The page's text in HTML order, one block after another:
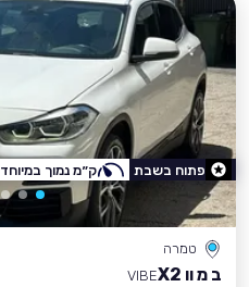
טמרה
ב מ וו X2
VIBE
פתוח בשבת ק״מ נמוך במיוחד